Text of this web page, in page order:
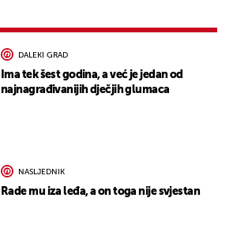
DALEKI GRAD
Ima tek šest godina, a već je jedan od
najnagrađivanijih dječjih glumaca
NASLJEDNIK
Rade mu iza leđa, a on toga nije svjestan